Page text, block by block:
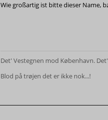
Wie großartig ist bitte dieser Name,
Det' Vestegnen mod København.
Blod på trøjen det er ikke nok...!